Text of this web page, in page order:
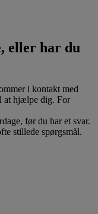
eller har du
i kontakt med
at hjælpe dig. For
før du har et svar.
stillede spørgsmål.